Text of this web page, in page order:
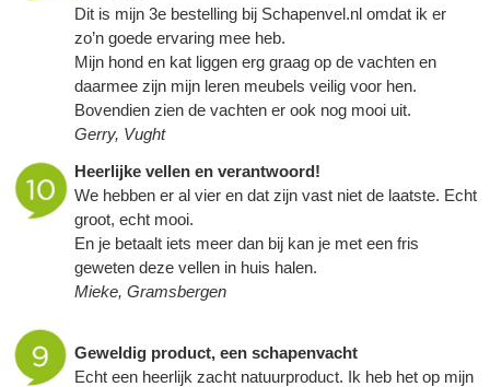
Dit is mijn 3e bestelling bij Schapenvel.nl omdat ik er
zo’n goede ervaring mee heb.
Mijn hond en kat liggen erg graag op de vachten en
daarmee zijn mijn leren meubels veilig voor hen.
Bovendien zien de vachten er ook nog mooi uit.
Gerry, Vught
Heerlijke vellen en verantwoord!
We hebben er al vier en dat zijn vast niet de laatste. Echt
groot, echt mooi.
En je betaalt iets meer dan bij kan je met een fris
geweten deze vellen in huis halen.
Mieke, Gramsbergen
Geweldig product, een schapenvacht
Echt een heerlijk zacht natuurproduct. Ik heb het op mijn